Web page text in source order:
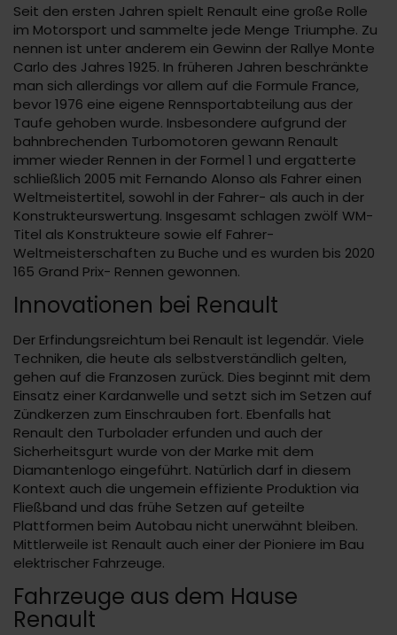
Seit den ersten Jahren spielt Renault eine große Rolle
im Motorsport und sammelte jede Menge Triumphe. Zu
nennen ist unter anderem ein Gewinn der Rallye Monte
Carlo des Jahres 1925. In früheren Jahren beschränkte
man sich allerdings vor allem auf die Formule France,
bevor 1976 eine eigene Rennsportabteilung aus der
Taufe gehoben wurde. Insbesondere aufgrund der
bahnbrechenden Turbomotoren gewann Renault
immer wieder Rennen in der Formel 1 und ergatterte
schließlich 2005 mit Fernando Alonso als Fahrer einen
Weltmeistertitel, sowohl in der Fahrer- als auch in der
Konstrukteurswertung. Insgesamt schlagen zwölf WM-
Titel als Konstrukteure sowie elf Fahrer-
Weltmeisterschaften zu Buche und es wurden bis 2020
165 Grand Prix- Rennen gewonnen.
Innovationen bei Renault
Der Erfindungsreichtum bei Renault ist legendär. Viele
Techniken, die heute als selbstverständlich gelten,
gehen auf die Franzosen zurück. Dies beginnt mit dem
Einsatz einer Kardanwelle und setzt sich im Setzen auf
Zündkerzen zum Einschrauben fort. Ebenfalls hat
Renault den Turbolader erfunden und auch der
Sicherheitsgurt wurde von der Marke mit dem
Diamantenlogo eingeführt. Natürlich darf in diesem
Kontext auch die ungemein effiziente Produktion via
Fließband und das frühe Setzen auf geteilte
Plattformen beim Autobau nicht unerwähnt bleiben.
Mittlerweile ist Renault auch einer der Pioniere im Bau
elektrischer Fahrzeuge.
Fahrzeuge aus dem Hause
Renault